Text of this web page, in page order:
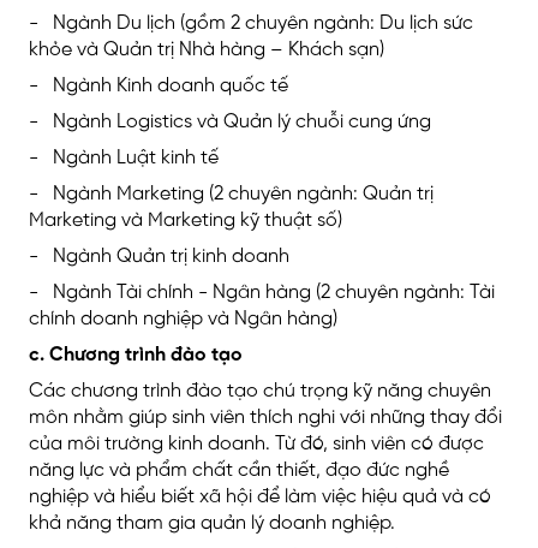
- Ngành Du lịch (gồm 2 chuyên ngành: Du lịch sức
khỏe và Quản trị Nhà hàng – Khách sạn)
- Ngành Kinh doanh quốc tế
- Ngành Logistics và Quản lý chuỗi cung ứng
- Ngành Luật kinh tế
- Ngành Marketing (2 chuyên ngành: Quản trị
Marketing và Marketing kỹ thuật số)
- Ngành Quản trị kinh doanh
- Ngành Tài chính - Ngân hàng (2 chuyên ngành: Tài
chính doanh nghiệp và Ngân hàng)
c. Chương trình đào tạo
Các chương trình đào tạo chú trọng kỹ năng chuyên
môn nhằm giúp sinh viên thích nghi với những thay đổi
của môi trường kinh doanh. Từ đó, sinh viên có được
năng lực và phẩm chất cần thiết, đạo đức nghề
nghiệp và hiểu biết xã hội để làm việc hiệu quả và có
khả năng tham gia quản lý doanh nghiệp.